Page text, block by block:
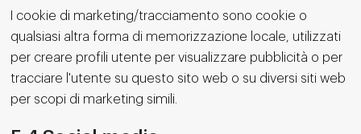
I cookie di marketing/tracciamento sono cookie o
qualsiasi altra forma di memorizzazione locale, utilizzati
per creare profili utente per visualizzare pubblicità o per
tracciare l'utente su questo sito web o su diversi siti web
per scopi di marketing simili.